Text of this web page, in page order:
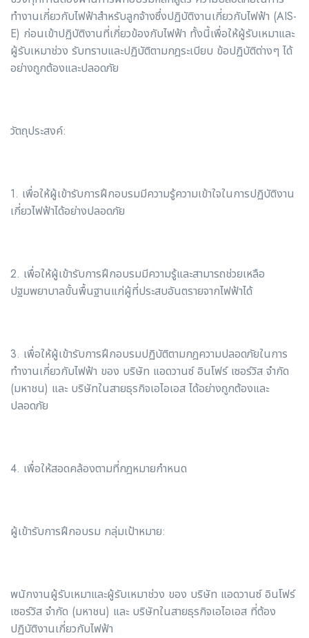
ทำงานเกี่ยวกับไฟฟ้าสำหรับลูกจ้างซึ่งปฏิบัติงานเกี่ยวกับไฟฟ้า (AIS-
E) ก่อนเข้าปฏิบัติงานที่เกี่ยวข้องกับไฟฟ้า ทั้งนี้เพื่อให้ผู้รับเหมาและ
ผู้รับเหมาช่วง รับทราบและปฏิบัติตามกฎระเบียบ ข้อปฏิบัติต่างๆ ได้
อย่างถูกต้องและปลอดภัย
วัตถุประสงค์:
1. เพื่อให้ผู้เข้ารับการฝึกอบรมมีความรู้ความเข้าใจในการปฏิบัติงาน
เกี่ยวไฟฟ้าได้อย่างปลอดภัย
2. เพื่อให้ผู้เข้ารับการฝึกอบรมมีความรู้และสามารถช่วยเหลือ
ปฐมพยาบาลขั้นพื้นฐานแก่ผู้ที่ประสบอันตรายจากไฟฟ้าได้
3. เพื่อให้ผู้เข้ารับการฝึกอบรมปฏิบัติตามกฎความปลอดภัยในการ
ทำงานเกี่ยวกับไฟฟ้า ของ บริษัท แอดวานซ์ อินโฟร์ เซอร์วิส จำกัด
(มหาชน) และ บริษัทในสายธุรกิจเอไอเอส ได้อย่างถูกต้องและ
ปลอดภัย
4. เพื่อให้สอดคล้องตามที่กฎหมายกำหนด
ผู้เข้ารับการฝึกอบรม กลุ่มเป้าหมาย:
พนักงานผู้รับเหมาและผู้รับเหมาช่วง ของ บริษัท แอดวานซ์ อินโฟร์
เซอร์วิส จำกัด (มหาชน) และ บริษัทในสายธุรกิจเอไอเอส ที่ต้อง
ปฏิบัติงานเกี่ยวกับไฟฟ้า